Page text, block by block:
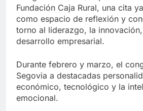
Fundación Caja Rural, una cita
como espacio de reflexión y
torno al liderazgo, la
desarrollo empresarial.
Durante febrero y marzo, el
Segovia a destacadas
económico, tecnológico y la
emocional.